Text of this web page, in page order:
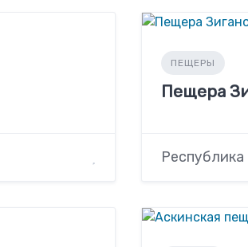
ПЕЩЕРЫ
Пещера